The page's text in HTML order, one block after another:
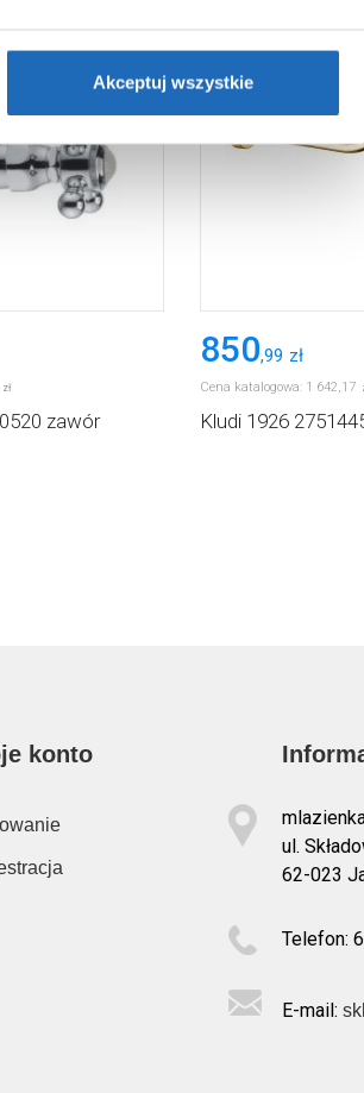
cookie”.Jeśli chcesz uzyskać
Akceptuj wszystkie
zł
zawór
850,99 zł
Cena katalogowa: 1 642,17
Kludi 1926
konto
ul.
62-023
Telefon:
E-mail: